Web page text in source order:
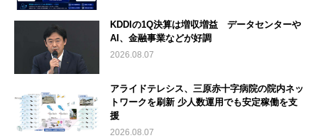
KDDIの1Q決算は増収増益 データセンターや
AI、金融事業などが好調
2026.08.07
アライドテレシス、三原赤十字病院の院内ネッ
トワークを刷新 少人数運用でも安定稼働を支
援
2026.08.07